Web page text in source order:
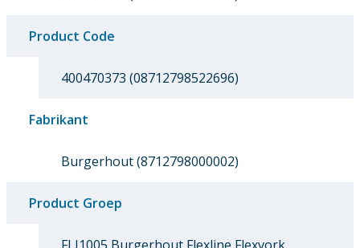
Product Code
400470373 (08712798522696)
Fabrikant
Burgerhout (8712798000002)
Product Groep